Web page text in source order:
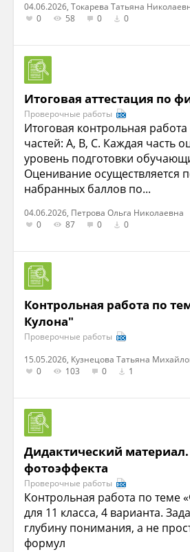
04.06.2026, Токарева Татьяна
0
58 0 0
Итоговая аттестация по
Проверочные работы
Итоговая контрольная работа
частей: А, В, С. Каждая часть
уровень подготовки
Оценивание осуществляется
набранных баллов по...
04.06.2026, Петрова Ольга Николаевна
0
87 0 0
Контрольная работа по
Кулона"
Проверочные работы
15.05.2026, Кузнецова Татьяна
0
103 0 1
Дидактический
фотоэффекта
Проверочные работы
Контрольная работа по теме
для 11 класса, 4 варианта.
глубину понимания, а не
формул